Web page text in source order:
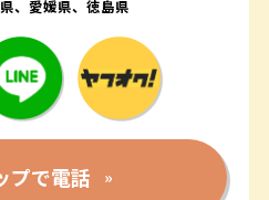
、愛媛県、徳島県
プで電話